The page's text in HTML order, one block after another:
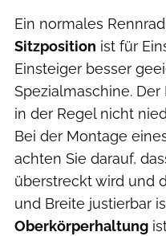
Ein normales
Sitzposition ist für
Einsteiger besser
Spezialmaschine.
in der Regel nicht
Bei der Montage
achten Sie darauf,
überstreckt wird und
und Breite justierbar
Oberkörperhaltung